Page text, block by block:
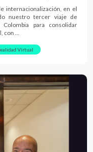
internacionalización, en el
nuestro tercer viaje de
para consolidar
con …
Virtual